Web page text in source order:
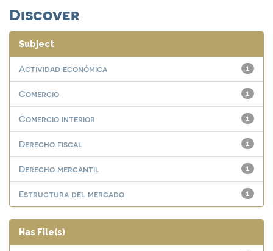
Discover
Subject
1
Actividad económica
1
Comercio
1
Comercio interior
1
Derecho fiscal
1
Derecho mercantil
1
Estructura del mercado
Has File(s)